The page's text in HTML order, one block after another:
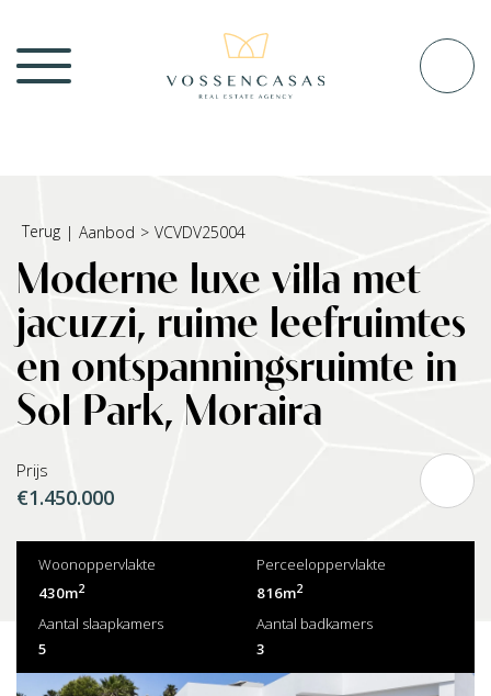
Terug | Aanbod > VCVDV25004
Moderne luxe villa met
jacuzzi, ruime leefruimtes
en ontspanningsruimte in
Sol Park, Moraira
Prijs
€1.450.000
Woonoppervlakte
430m2
Perceeloppervlakte
816m2
Aantal slaapkamers
5
Aantal badkamers
3